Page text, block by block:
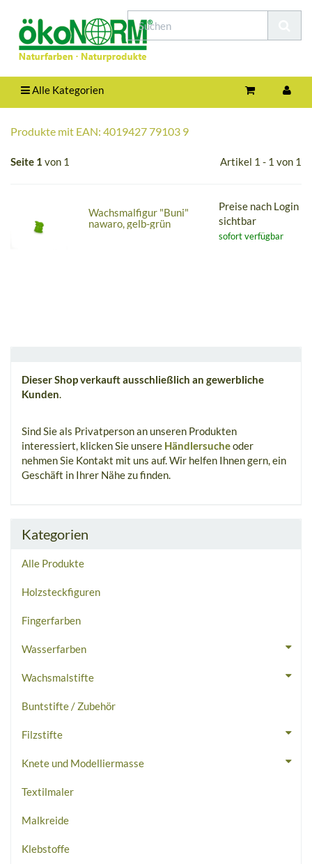
Alle Kategorien
Produkte mit EAN: 4019427 79103 9
Seite 1 von 1 Artikel 1 - 1 von 1
Wachsmalfigur "Buni"
nawaro, gelb-grün
Preise nach Login
sichtbar
sofort verfügbar
Dieser Shop verkauft ausschließlich an gewerbliche
Kunden.
Sind Sie als Privatperson an unseren Produkten
interessiert, klicken Sie unsere Händlersucheoder
nehmen Sie Kontakt mit uns auf. Wir helfen Ihnen gern, ein
Geschäft in Ihrer Nähe zu finden.
Kategorien
Alle Produkte
Holzsteckfiguren
Fingerfarben
Wasserfarben
Wachsmalstifte
Buntstifte / Zubehör
Filzstifte
Knete und Modelliermasse
Textilmaler
Malkreide
Klebstoffe